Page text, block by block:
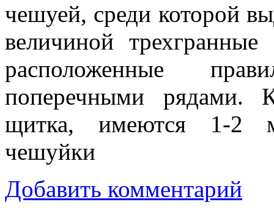
чешуей, среди которой
величиной
расположенные
поперечными рядами.
щитка, имеются 1-2
чешуйки
Добавить комментарий